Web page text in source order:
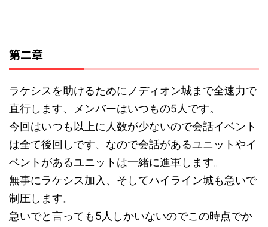
第二章
ラケシスを助けるためにノディオン城まで全速力で
直行します、メンバーはいつもの5人です。
今回はいつも以上に人数が少ないので会話イベント
は全て後回しです、なので会話があるユニットやイ
ベントがあるユニットは一緒に進軍します。
無事にラケシス加入、そしてハイライン城も急いで
制圧します。
急いでと言っても5人しかいないのでこの時点でか